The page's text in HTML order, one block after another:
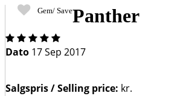
Gem/ SavePanther
Four
out
Dato 17 Sep 2017
Salgspris / Selling price: kr.